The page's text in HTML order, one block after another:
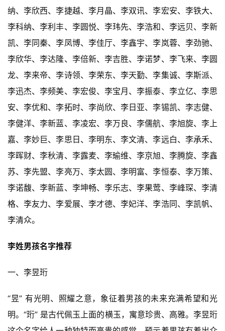
纳、李欣西、李捷越、李月晶、李双讯、李宏安、李铁大、
李科纳、李利丰、李圆悦、李玮先、李浩和、李远贝、李新
凯、李同秦、李凤博、李佳厅、李鑫宇、李岚蓉、李劲驰、
李欣华、李达隆、李倍新、李吉胜、李诺梦、李飞来、李圆
龙、李来帝、李诗领、李荣东、李天勤、李集诚、李斯派、
李迅杰、李频美、李宏俊、李宝月、李振泰、李立亿、李思
安、李优和、李拓时、李尚欣、李日亚、李锡凯、李志健、
李健洋、李新蓝、李凌宏、李万良、李儒航、李旭旋、李上
嘉、李妙巨、李思日、李明东、李文清、李远白、李承禾、
李晖财、李秋清、李露麦、李瑜维、李京旭、李腾旋、李鑫
苏、李先盟、李亮万、李太圆、李明富、李恒泰、李万策、
李诺馥、李新蓝、李坤畅、李乐志、李果莺、李峰琛、李清
格、李友力、李爱展、李才德、李妃洋、李浩同、李凯帆、
李清众。
李姓男孩名字推荐
一、李昱珩
“昱” 有光明、照耀之意，象征着男孩的未来充满希望和光
明。“珩” 是古代佩玉上面的横玉，寓意珍贵、高雅。李昱珩